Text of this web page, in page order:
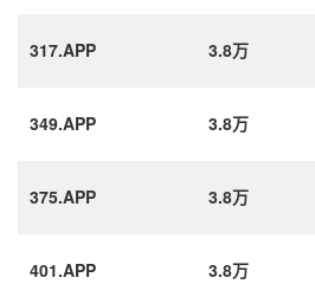
317.APP 3.8万
349.APP 3.8万
375.APP 3.8万
401.APP 3.8万